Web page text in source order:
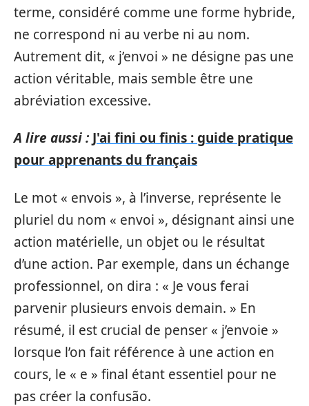
terme, considéré comme une forme hybride,
ne correspond ni au verbe ni au nom.
Autrement dit, « j’envoi » ne désigne pas une
action véritable, mais semble être une
abréviation excessive.
A lire aussi : J'ai fini ou finis : guide pratique
pour apprenants du français
Le mot « envois », à l’inverse, représente le
pluriel du nom « envoi », désignant ainsi une
action matérielle, un objet ou le résultat
d’une action. Par exemple, dans un échange
professionnel, on dira : « Je vous ferai
parvenir plusieurs envois demain. » En
résumé, il est crucial de penser « j’envoie »
lorsque l’on fait référence à une action en
cours, le « e » final étant essentiel pour ne
pas créer la confusão.